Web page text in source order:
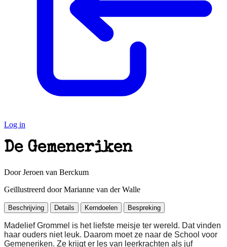
Log in
De Gemeneriken
Door Jeroen van Berckum
Geïllustreerd door Marianne van der Walle
Beschrijving Details Kerndoelen Bespreking
Madelief Grommel is het liefste meisje ter wereld. Dat vinden
haar ouders niet leuk. Daarom moet ze naar de School voor
Gemeneriken. Ze krijgt er les van leerkrachten als juf